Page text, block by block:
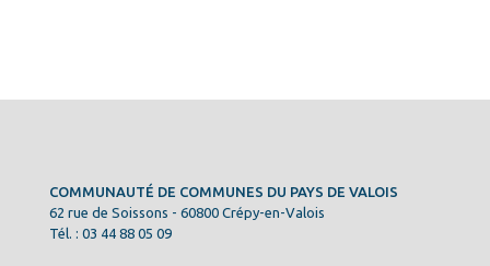
COMMUNAUTÉ DE COMMUNES DU PAYS DE VALOIS
62 rue de Soissons - 60800 Crépy-en-Valois
Tél. : 03 44 88 05 09